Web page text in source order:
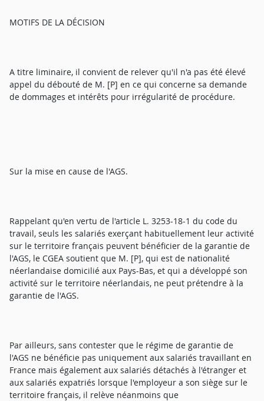
MOTIFS DE LA DÉCISION
A titre liminaire, il convient de relever qu'il n'a pas été élevé
appel du débouté de M. [P] en ce qui concerne sa demande
de dommages et intérêts pour irrégularité de procédure.
Sur la mise en cause de l'AGS.
Rappelant qu'en vertu de l'article L. 3253-18-1 du code du
travail, seuls les salariés exerçant habituellement leur activité
sur le territoire français peuvent bénéficier de la garantie de
l'AGS, le CGEA soutient que M. [P], qui est de nationalité
néerlandaise domicilié aux Pays-Bas, et qui a développé son
activité sur le territoire néerlandais, ne peut prétendre à la
garantie de l'AGS.
Par ailleurs, sans contester que le régime de garantie de
l'AGS ne bénéficie pas uniquement aux salariés travaillant en
France mais également aux salariés détachés à l'étranger et
aux salariés expatriés lorsque l'employeur a son siège sur le
territoire français, il relève néanmoins que